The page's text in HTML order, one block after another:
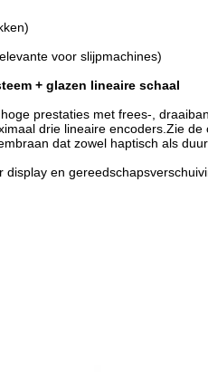
voor slijpmachines)
+ glazen lineaire schaal
prestaties met frees-,
drie lineaire encoders.Zie de
dat zowel haptisch als
en